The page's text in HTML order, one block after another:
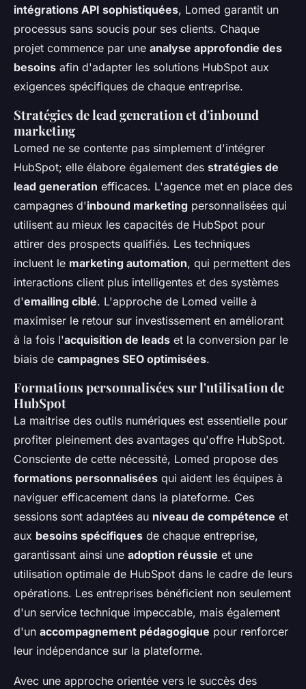
intégrations API sophistiquées, Lomed garantit un
processus sans soucis pour ses clients. Chaque
projet commence par une analyse approfondie des
besoins afin d'adapter les solutions HubSpot aux
exigences spécifiques de chaque entreprise.
Stratégies de lead generation et d'inbound
marketing
Lomed ne se contente pas simplement d'intégrer
HubSpot; elle élabore également des stratégies de
lead generation efficaces. L'agence met en place des
campagnes d'inbound marketing personnalisées qui
utilisent au mieux les capacités de HubSpot pour
attirer des prospects qualifiés. Les techniques
incluent le marketing automation, qui permettent des
interactions client plus intelligentes et des systèmes
d'emailing ciblé. L'approche de Lomed veille à
maximiser le retour sur investissement en améliorant
à la fois l'acquisition de leads et la conversion par le
biais de campagnes SEO optimisées.
Formations personnalisées sur l'utilisation de
HubSpot
La maitrise des outils numériques est essentielle pour
profiter pleinement des avantages qu'offre HubSpot.
Consciente de cette nécessité, Lomed propose des
formations personnalisées qui aident les équipes à
naviguer efficacement dans la plateforme. Ces
sessions sont adaptées au niveau de compétence et
aux besoins spécifiques de chaque entreprise,
garantissant ainsi une adoption réussie et une
utilisation optimale de HubSpot dans le cadre de leurs
opérations. Les entreprises bénéficient non seulement
d'un service technique impeccable, mais également
d'un accompagnement pédagogique pour renforcer
leur indépendance sur la plateforme.
Avec une approche orientée vers le succès des